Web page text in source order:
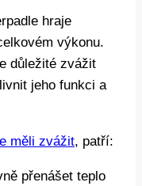
hraje
výkonu.
důležité zvážit
jeho funkci a
měli zvážit, patří:
přenášet teplo